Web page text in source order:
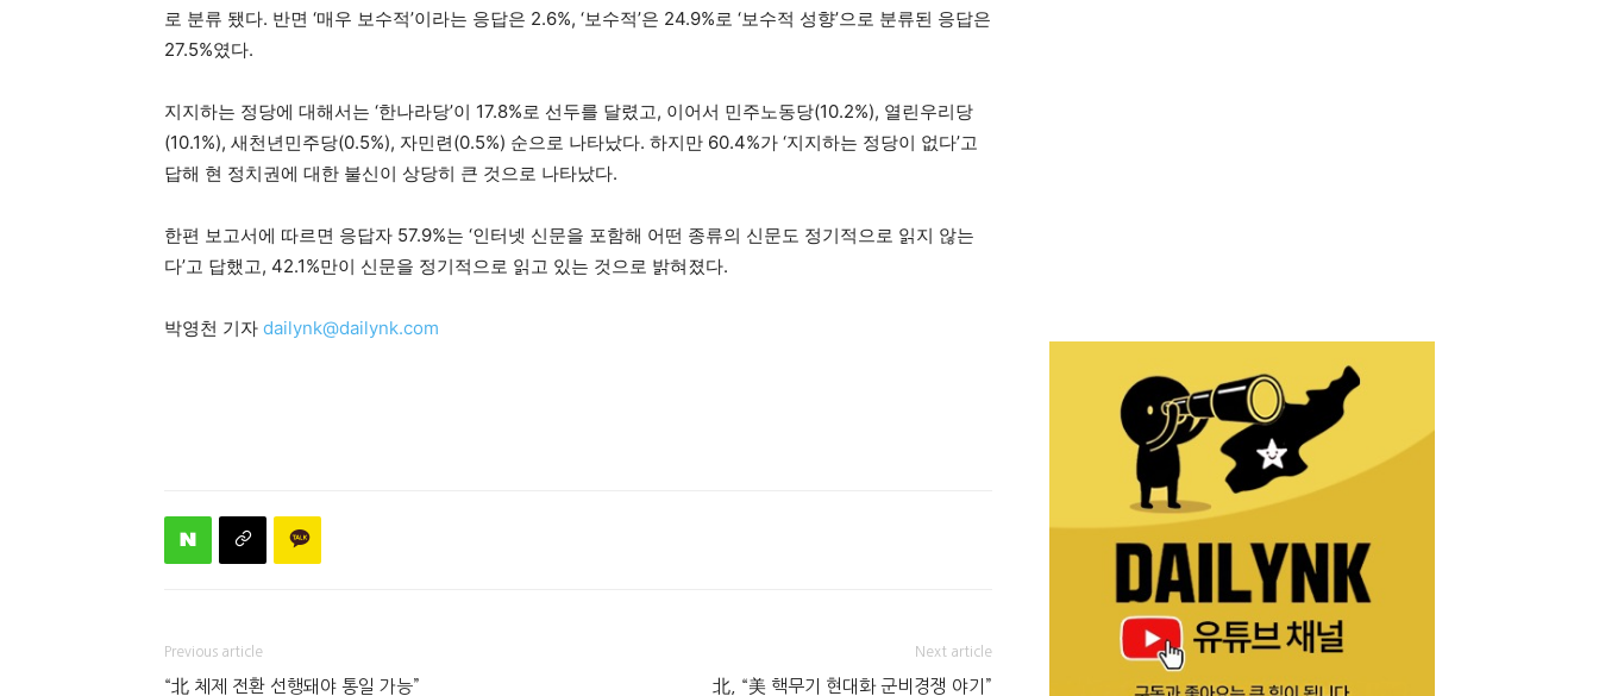
로 분류 됐다. 반면 ‘매우 보수적’이라는 응답은 2.6%, ‘보수적’은 24.9%로 ‘보수적 성향’으로 분류된 응답은
27.5%였다.
지지하는 정당에 대해서는 ‘한나라당’이 17.8%로 선두를 달렸고, 이어서 민주노동당(10.2%), 열린우리당
(10.1%), 새천년민주당(0.5%), 자민련(0.5%) 순으로 나타났다. 하지만 60.4%가 ‘지지하는 정당이 없다’고
답해 현 정치권에 대한 불신이 상당히 큰 것으로 나타났다.
한편 보고서에 따르면 응답자 57.9%는 ‘인터넷 신문을 포함해 어떤 종류의 신문도 정기적으로 읽지 않는
다’고 답했고, 42.1%만이 신문을 정기적으로 읽고 있는 것으로 밝혀졌다.
박영천 기자 dailynk@dailynk.com
Previous article
“北 체제 전환 선행돼야 통일 가능”
Next article
北, “美 핵무기 현대화 군비경쟁 야기”